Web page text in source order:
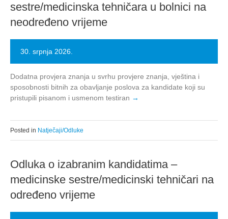
sestre/medicinska tehničara u bolnici na
neodređeno vrijeme
30. srpnja 2026.
Dodatna provjera znanja u svrhu provjere znanja, vještina i
sposobnosti bitnih za obavljanje poslova za kandidate koji su
pristupili pisanom i usmenom testiran
Posted in Natječaji/Odluke
Odluka o izabranim kandidatima –
medicinske sestre/medicinski tehničari na
određeno vrijeme